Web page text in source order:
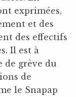
exprimées,
et des
des effectifs
Il est à
de grève du
de
le Snapap